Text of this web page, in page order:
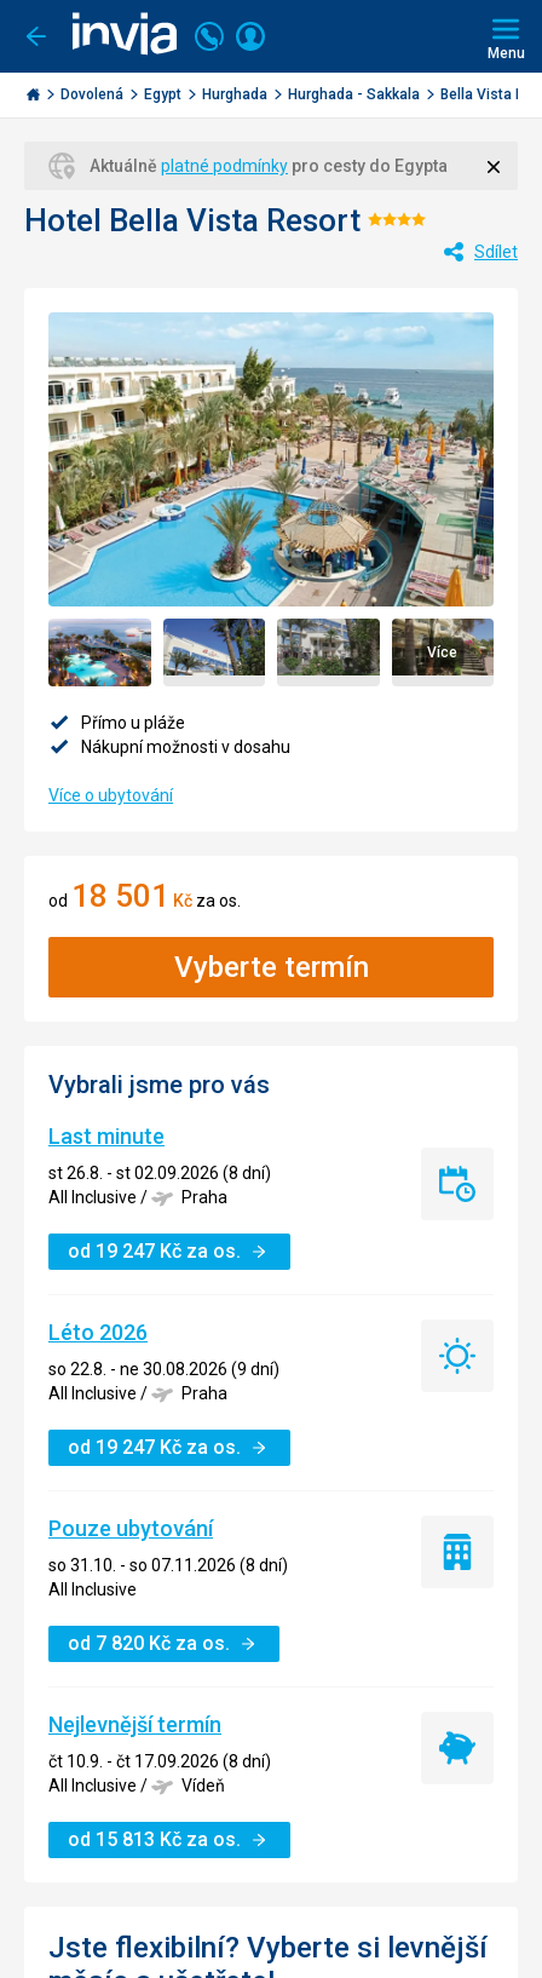
Jít
zpět
Invia.cz
Volejte
226
000
284
Přihlásit
Menu
Dovolená Egypt Hurghada Hurghada - Sakkala Bella Vista
Aktuálně platné podmínky pro cesty do Egypta
Hotel Bella Vista Resort Hodnocení:
Sdílet
Více
Přímo u pláže
Nákupní možnosti v dosahu
Více o ubytování
od 18 501 Kč za os.
Vyberte termín
Vybrali jsme pro vás
Last minute
st 26.8. - st 02.09.2026 (8 dní)
All Inclusive / Praha
od 19 247 Kč za os.
Last
Léto 2026
so 22.8. - ne 30.08.2026 (9 dní)
All Inclusive / Praha
od 19 247 Kč za os.
Léto
Pouze ubytování
so 31.10. - so 07.11.2026 (8 dní)
All Inclusive
od 7 820 Kč za os.
Pouze
Nejlevnější termín
čt 10.9. - čt 17.09.2026 (8 dní)
All Inclusive / Vídeň
od 15 813 Kč za os.
Nejlevnější
Jste flexibilní? Vyberte si levnější